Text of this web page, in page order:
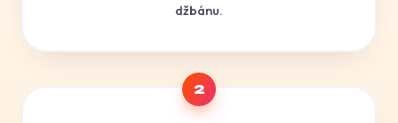
džbánu.
2